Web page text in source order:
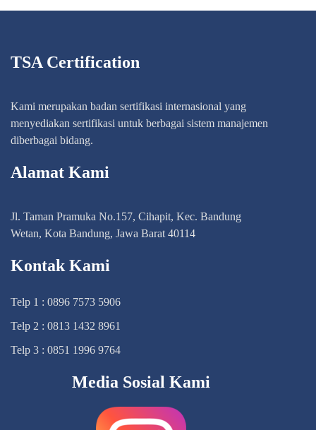
TSA Certification
Kami merupakan badan sertifikasi internasional yang
menyediakan sertifikasi untuk berbagai sistem manajemen
diberbagai bidang.
Alamat Kami
Jl. Taman Pramuka No.157, Cihapit, Kec. Bandung
Wetan, Kota Bandung, Jawa Barat 40114
Kontak Kami
Telp 1 : 0896 7573 5906
Telp 2 : 0813 1432 8961
Telp 3 : 0851 1996 9764
Media Sosial Kami